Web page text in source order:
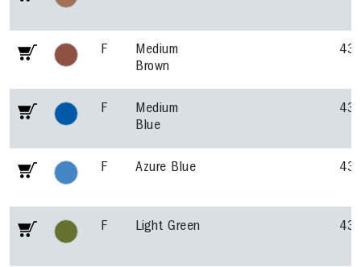
F
Medium
Brown
F
Medium
Blue
F Azure Blue
F Light Green